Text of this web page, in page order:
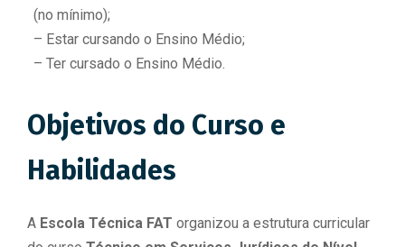
(no mínimo);
– Estar cursando o Ensino Médio;
– Ter cursado o Ensino Médio.
Objetivos do Curso e
Habilidades
A Escola Técnica FAT organizou a estrutura curricular